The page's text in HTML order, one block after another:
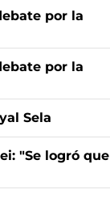
por la
por la
Sela
"Se logró que